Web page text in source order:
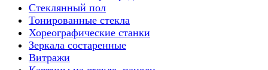
Стеклянный пол
Тонированные стекла
Хореографические станки
Зеркала состаренные
Витражи